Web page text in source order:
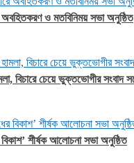
ও মতবিনিময় সভা অনুষ্ঠিত
বিচারে চেয়ে ভুক্তভোগীর সংবাদ
শীর্ষক আলোচনা সভা অনুষ্ঠিত